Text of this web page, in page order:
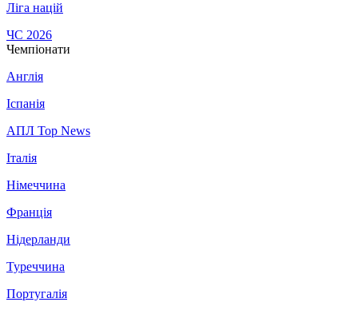
Ліга націй
ЧС 2026
Чемпіонати
Англія
Іспанія
АПЛ Top News
Італія
Німеччина
Франція
Нідерланди
Туреччина
Португалія